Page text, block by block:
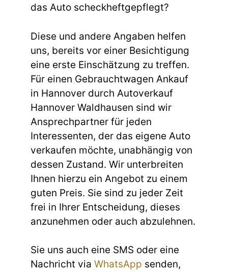
das Auto scheckheftgepflegt?
Diese und andere Angaben helfen
uns, bereits vor einer Besichtigung
eine erste Einschätzung zu treffen.
Für einen Gebrauchtwagen Ankauf
in Hannover durch Autoverkauf
Hannover Waldhausen sind wir
Ansprechpartner für jeden
Interessenten, der das eigene Auto
verkaufen möchte, unabhängig von
dessen Zustand. Wir unterbreiten
Ihnen hierzu ein Angebot zu einem
guten Preis. Sie sind zu jeder Zeit
frei in Ihrer Entscheidung, dieses
anzunehmen oder auch abzulehnen.
Sie uns auch eine SMS oder eine
Nachricht via WhatsApp senden,